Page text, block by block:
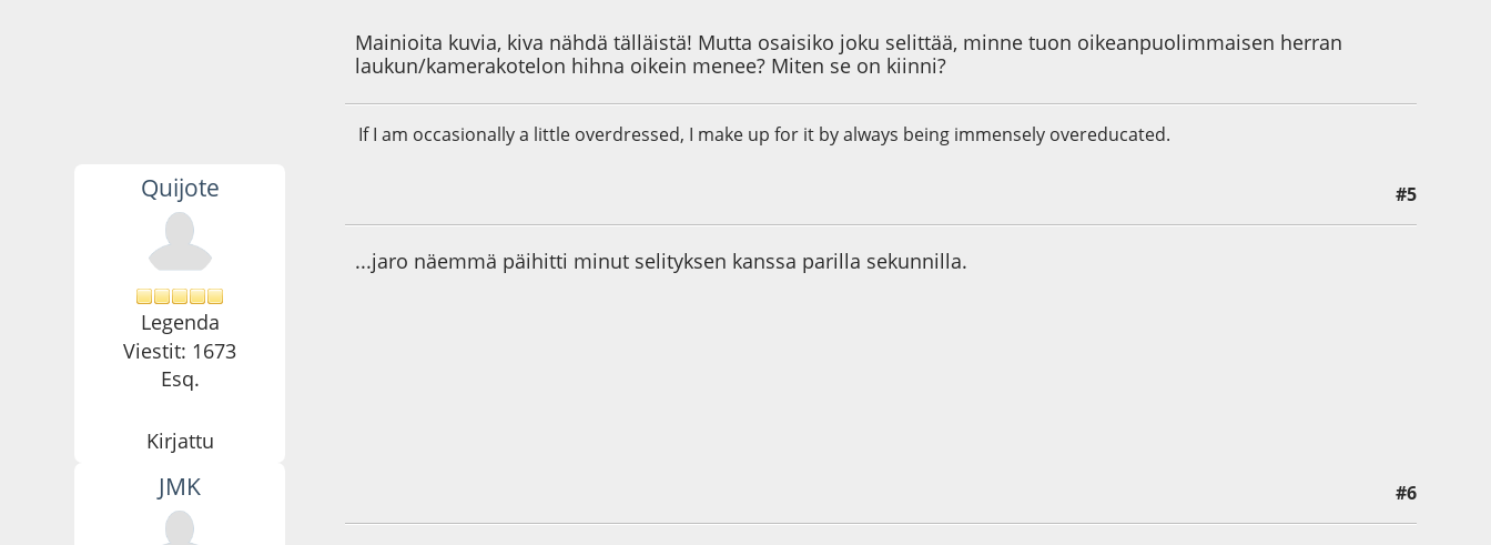
Mainioita kuvia, kiva nähdä tälläistä! Mutta osaisiko joku selittää, minne tuon oikeanpuolimmaisen herran
laukun/kamerakotelon hihna oikein menee? Miten se on kiinni?
If I am occasionally a little overdressed, I make up for it by always being immensely overeducated.
Quijote
Legenda
Viestit: 1673
Esq.
Kirjattu
#5
...jaro näemmä päihitti minut selityksen kanssa parilla sekunnilla.
JMK #6